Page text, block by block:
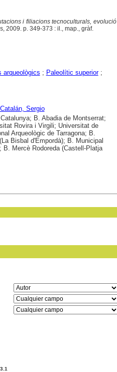
i filiacions tecnoculturals, evolució
2009. p. 349-373 : il., map., gràf.
arqueològics ; Paleolític superior;
Sergio
B. Abadia de Montserrat;
Rovira i Virgili; Universitat de
Arqueològic de Tarragona; B.
Bisbal d'Empordà); B. Municipal
Mercè Rodoreda (Castell-Platja